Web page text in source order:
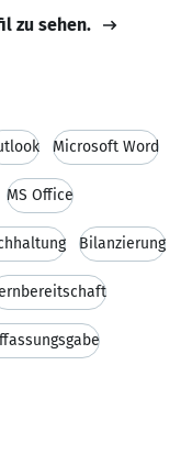
zu sehen.
Microsoft Word
MS Office
Bilanzierung